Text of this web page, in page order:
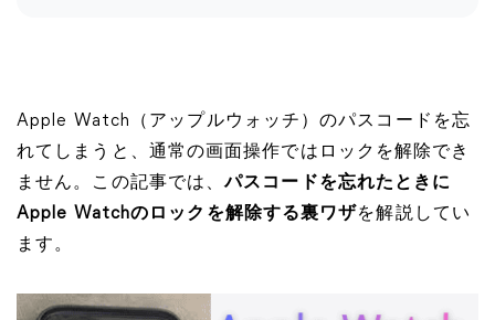
Apple Watch（アップルウォッチ）のパスコードを忘
れてしまうと、通常の画面操作ではロックを解除でき
ません。この記事では、パスコードを忘れたときに
Apple Watchのロックを解除する裏ワザを解説してい
ます。